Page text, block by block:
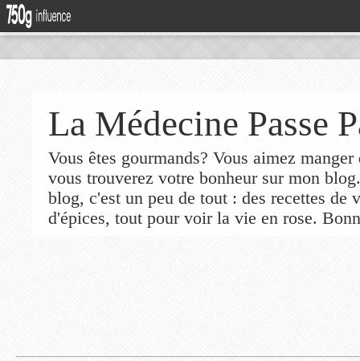
La Médecine Passe
Vous êtes gourmands? Vous aimez
vous trouverez votre bonheur sur mon
blog, c'est un peu de tout : des recettes de
d'épices, tout pour voir la vie en rose.